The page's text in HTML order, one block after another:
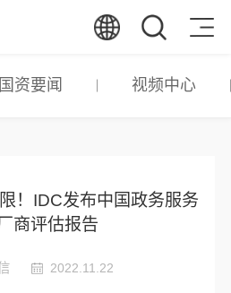
国资要闻 视频中心
！IDC发布中国政务服务
商评估报告
2022.11.22